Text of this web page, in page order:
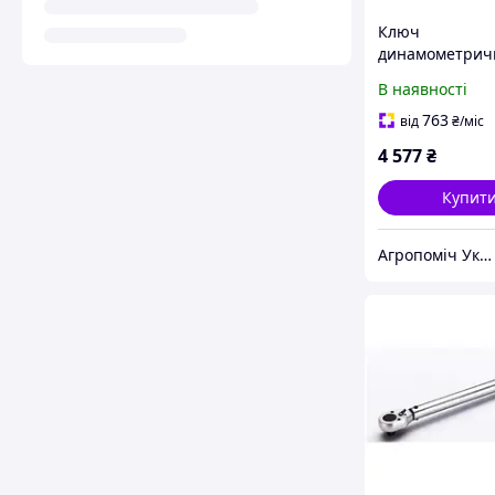
Ключ
4350 1/2" 50-
професійний
В наявності
від763₴/міс
4 577₴
Купити
Агропоміч Україна